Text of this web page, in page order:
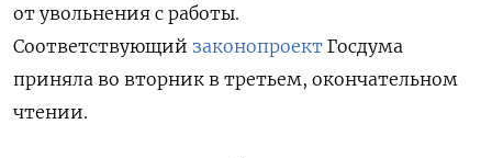
от увольнения с работы.
Соответствующий законопроект Госдума
приняла во вторник в третьем, окончательном
чтении.